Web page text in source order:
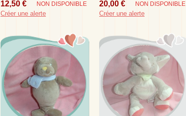
12,50 € NON DISPONIBLE
Créer une alerte
20,00 € NON DISPONIBLE
Créer une alerte